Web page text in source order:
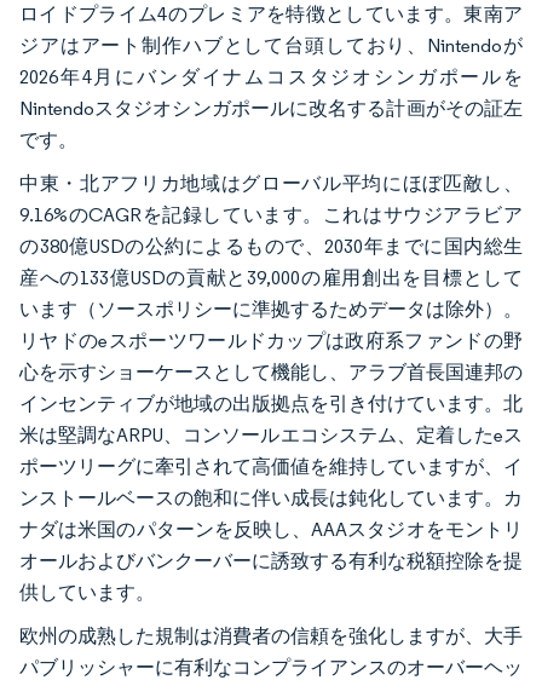
ロイドプライム4のプレミアを特徴としています。東南ア
ジアはアート制作ハブとして台頭しており、Nintendoが
2026年4月にバンダイナムコスタジオシンガポールを
Nintendoスタジオシンガポールに改名する計画がその証左
です。
中東・北アフリカ地域はグローバル平均にほぼ匹敵し、
9.16%のCAGRを記録しています。これはサウジアラビア
の380億USDの公約によるもので、2030年までに国内総生
産への133億USDの貢献と39,000の雇用創出を目標として
います（ソースポリシーに準拠するためデータは除外）。
リヤドのeスポーツワールドカップは政府系ファンドの野
心を示すショーケースとして機能し、アラブ首長国連邦の
インセンティブが地域の出版拠点を引き付けています。北
米は堅調なARPU、コンソールエコシステム、定着したeス
ポーツリーグに牽引されて高価値を維持していますが、イ
ンストールベースの飽和に伴い成長は鈍化しています。カ
ナダは米国のパターンを反映し、AAAスタジオをモントリ
オールおよびバンクーバーに誘致する有利な税額控除を提
供しています。
欧州の成熟した規制は消費者の信頼を強化しますが、大手
パブリッシャーに有利なコンプライアンスのオーバーヘッ